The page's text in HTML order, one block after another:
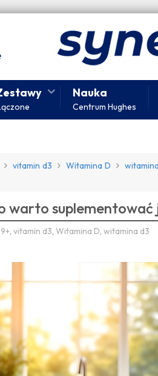
Nauka
Centrum Hughes
vitamin d3 Witamina D
warto suplementować
vitamin d3 Witamina D witamina d3